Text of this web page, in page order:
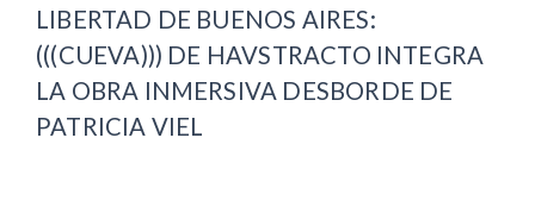
LIBERTAD DE BUENOS AIRES:
(((CUEVA))) DE HAVSTRACTO INTEGRA
LA OBRA INMERSIVA DESBORDE DE
PATRICIA VIEL